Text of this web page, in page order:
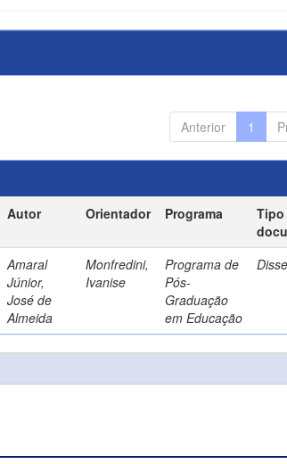
Anterior 1
Autor Orientador Programa
Tipo
Amaral
Júnior,
José de
Almeida
Monfredini,
Ivanise
Programa de
Pós-
Graduação
em Educação